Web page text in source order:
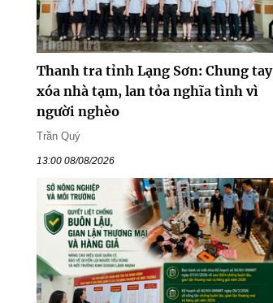
Thanh tra tỉnh Lạng Sơn: Chung tay
xóa nhà tạm, lan tỏa nghĩa tình vì
người nghèo
Trần Quý
13:00 08/08/2026